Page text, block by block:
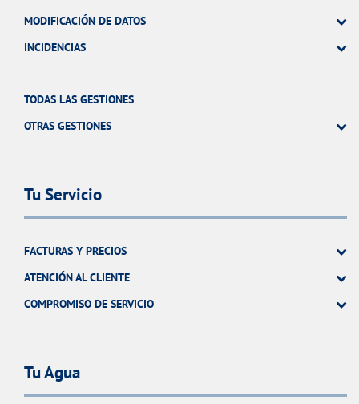
MODIFICACIÓN DE DATOS
INCIDENCIAS
TODAS LAS GESTIONES
OTRAS GESTIONES
Tu Servicio
FACTURAS Y PRECIOS
ATENCIÓN AL CLIENTE
COMPROMISO DE SERVICIO
Tu Agua